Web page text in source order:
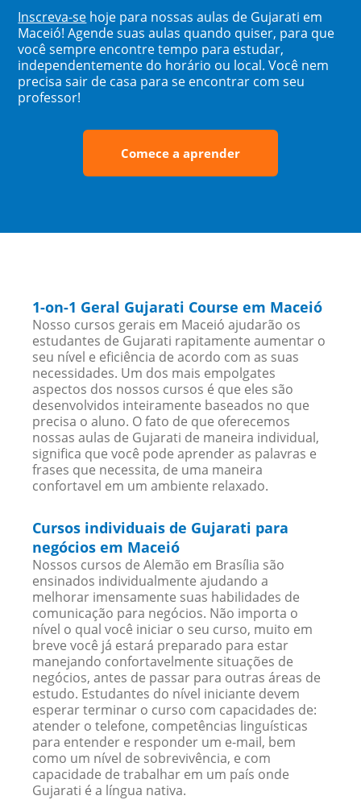
Inscreva-se hoje para nossas aulas de Gujarati em
Maceió! Agende suas aulas quando quiser, para que
você sempre encontre tempo para estudar,
independentemente do horário ou local. Você nem
precisa sair de casa para se encontrar com seu
professor!
Comece a aprender
1-on-1 Geral Gujarati Course em Maceió
Nosso cursos gerais em Maceió ajudarão os
estudantes de Gujarati rapitamente aumentar o
seu nível e eficiência de acordo com as suas
necessidades. Um dos mais empolgates
aspectos dos nossos cursos é que eles são
desenvolvidos inteiramente baseados no que
precisa o aluno. O fato de que oferecemos
nossas aulas de Gujarati de maneira individual,
significa que você pode aprender as palavras e
frases que necessita, de uma maneira
confortavel em um ambiente relaxado.
Cursos individuais de Gujarati para
negócios em Maceió
Nossos cursos de Alemão em Brasília são
ensinados individualmente ajudando a
melhorar imensamente suas habilidades de
comunicação para negócios. Não importa o
nível o qual você iniciar o seu curso, muito em
breve você já estará preparado para estar
manejando confortavelmente situações de
negócios, antes de passar para outras áreas de
estudo. Estudantes do nível iniciante devem
esperar terminar o curso com capacidades de:
atender o telefone, competências linguísticas
para entender e responder um e-mail, bem
como um nível de sobrevivência, e com
capacidade de trabalhar em um país onde
Gujarati é a língua nativa.